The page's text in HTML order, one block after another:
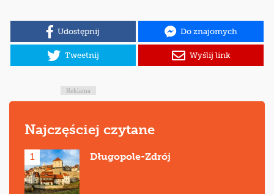
Udostępnij Do znajomych
Tweetnij Wyślij link
Reklama
Najczęściej czytane
1 Długopole-Zdrój